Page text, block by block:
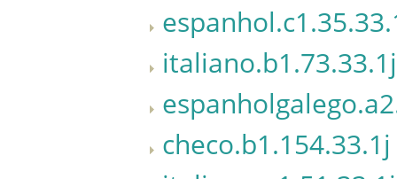
italiano.b1.73.33.1j
checo.b1.154.33.1j